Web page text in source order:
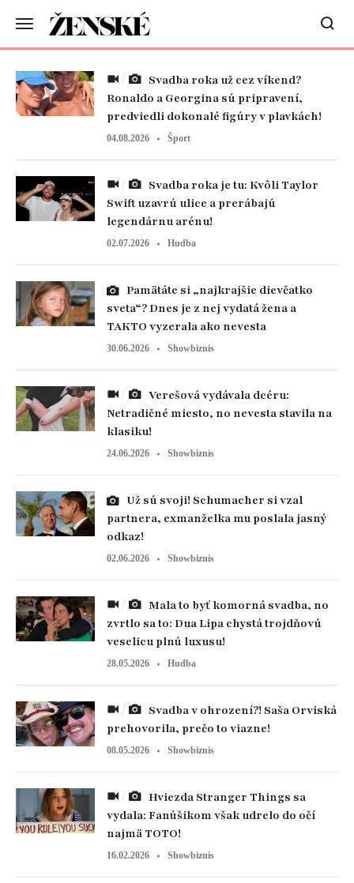
Ronaldo a Georgina sú pripravení,
predviedli dokonalé figúry v plavkách!
04.08.2026 Šport
Swift uzavrú ulice a prerábajú
legendárnu arénu!
02.07.2026 Hudba
sveta“? Dnes je z nej vydatá žena a
TAKTO vyzerala ako nevesta
30.06.2026 Showbiznis
Netradičné miesto, no nevesta stavila na
klasiku!
24.06.2026 Showbiznis
partnera, exmanželka mu poslala jasný
odkaz!
02.06.2026 Showbiznis
zvrtlo sa to: Dua Lipa chystá trojdňovú
veselicu plnú luxusu!
28.05.2026 Hudba
prehovorila, prečo to viazne!
08.05.2026 Showbiznis
vydala: Fanúšikom však udrelo do očí
najmä TOTO!
16.02.2026 Showbiznis